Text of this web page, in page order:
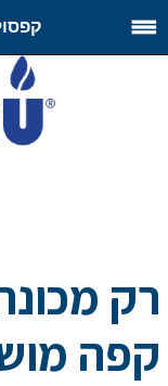
רק
קפה